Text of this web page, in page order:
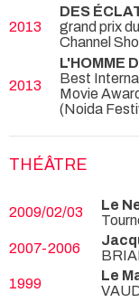
2013
DES
grand prix
Channel
2013
L'HOMME
Best
Movie
(Noida
THÉÂTRE
2009/02/03 Le
2007-2006
1999
Le